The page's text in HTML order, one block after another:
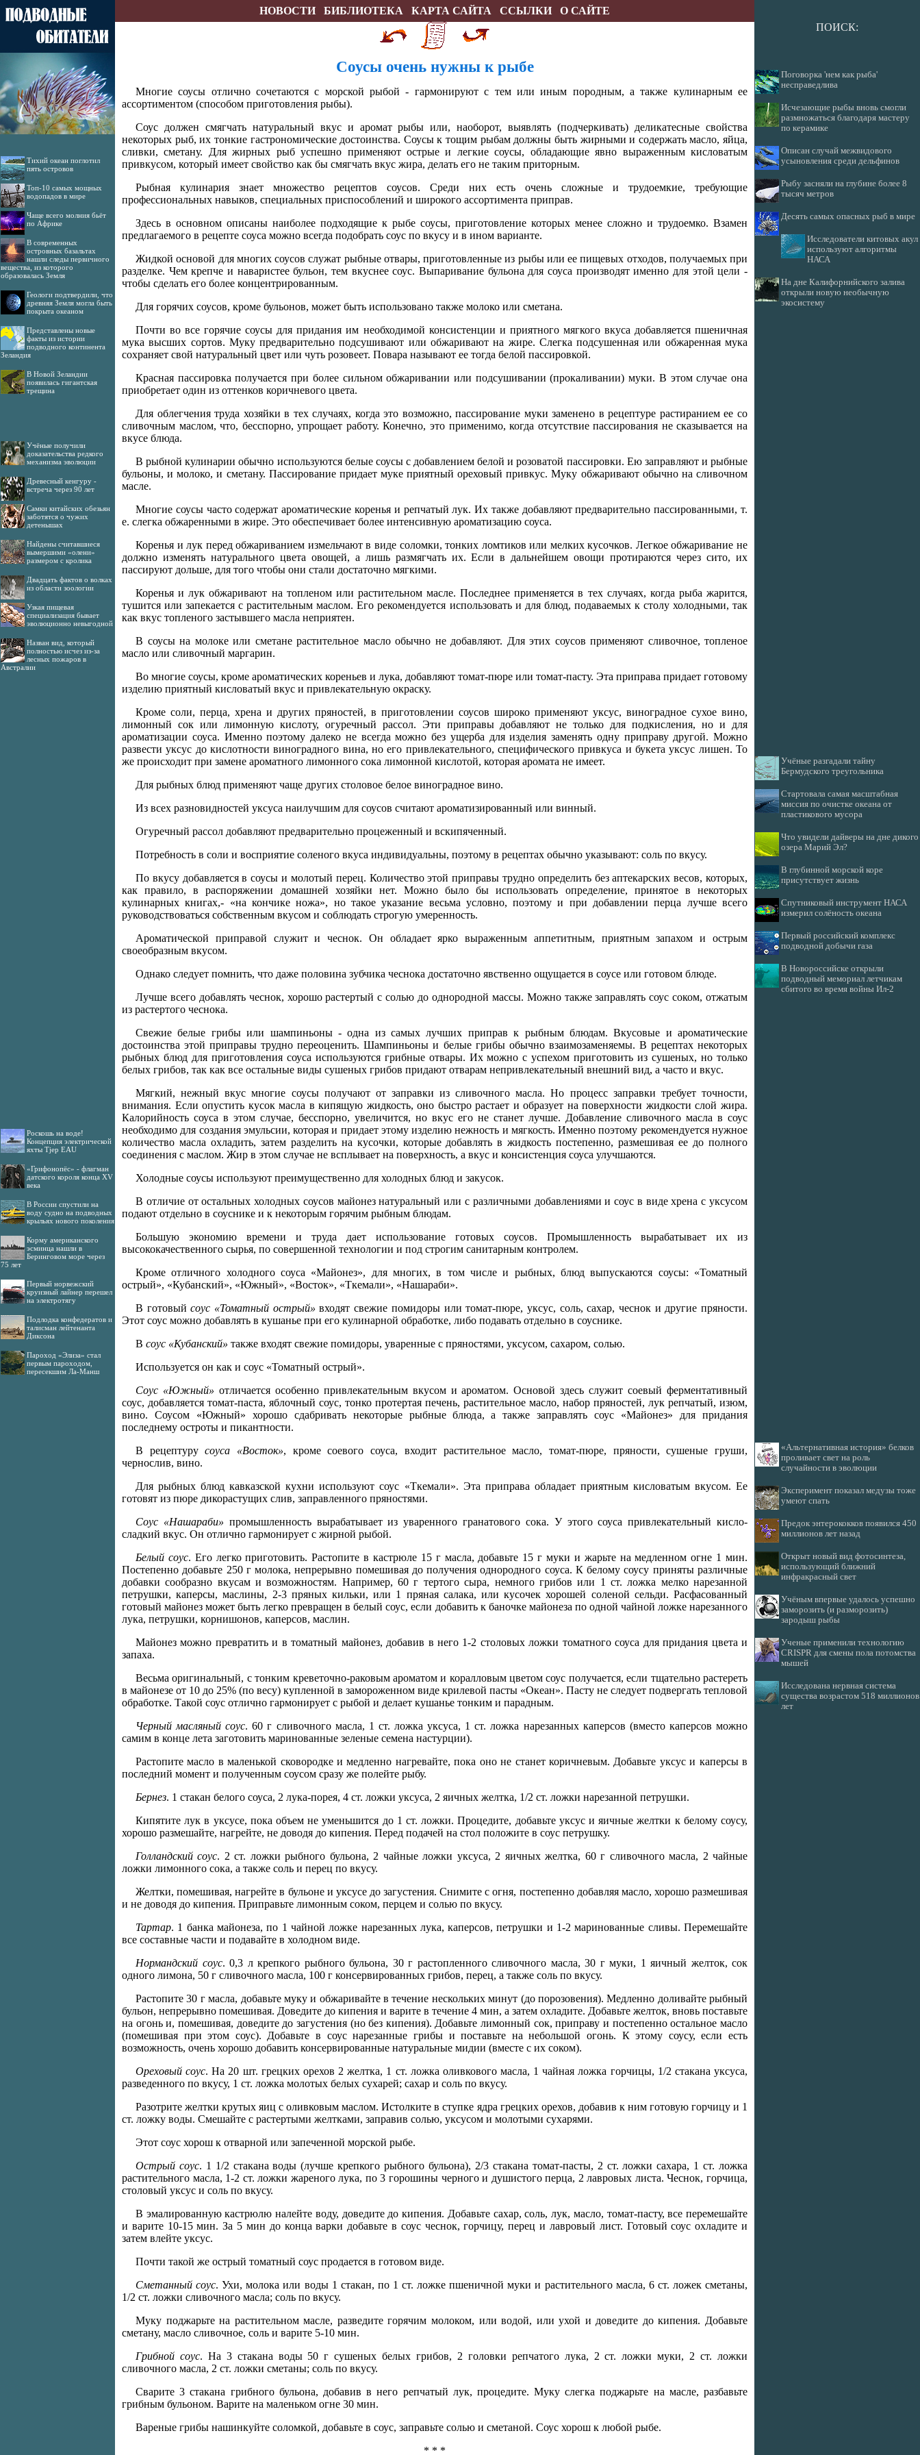
НОВОСТИ БИБЛИОТЕКА КАРТА САЙТА ССЫЛКИ О САЙТЕ
Тихий океан поглотил
пять островов
Топ-10 самых мощных
водопадов в мире
Чаще всего молния бьёт
по Африке
В современных
островных базальтах
нашли следы первичного
вещества, из которого
образовалась Земля
Геологи подтвердили, что
древняя Земля могла быть
покрыта океаном
Представлены новые
факты из истории
подводного континента
Зеландия
В Новой Зеландии
появилась гигантская
трещина
Учёные получили
доказательства редкого
механизма эволюции
Древесный кенгуру -
встреча через 90 лет
Самки китайских обезьян
заботятся о чужих
детенышах
Найдены считавшиеся
вымершими «олени»
размером с кролика
Двадцать фактов о волках
из области зоологии
Узкая пищевая
специализация бывает
эволюционно невыгодной
Назван вид, который
полностью исчез из-за
лесных пожаров в
Австралии
Роскошь на воде!
Концепция электрической
яхты Tjep EAU
«Грифонопёс» - флагман
датского короля конца XV
века
В России спустили на
воду судно на подводных
крыльях нового поколения
Корму американского
эсминца нашли в
Беринговом море через
75 лет
Первый норвежский
круизный лайнер перешел
на электротягу
Подлодка конфедератов и
талисман лейтенанта
Диксона
Пароход «Элиза» стал
первым пароходом,
пересекшим Ла-Манш
Соусы очень нужны к рыбе
Многие соусы отлично сочетаются с морской рыбой - гармонируют с тем или иным породным, а также кулинарным ее
ассортиментом (способом приготовления рыбы).
Соус должен смягчать натуральный вкус и аромат рыбы или, наоборот, выявлять (подчеркивать) деликатесные свойства
некоторых рыб, их тонкие гастрономические достоинства. Соусы к тощим рыбам должны быть жирными и содержать масло, яйца,
сливки, сметану. Для жирных рыб успешно применяют острые и легкие соусы, обладающие явно выраженным кисловатым
привкусом, который имеет свойство как бы смягчать вкус жира, делать его не таким приторным.
Рыбная кулинария знает множество рецептов соусов. Среди них есть очень сложные и трудоемкие, требующие
профессиональных навыков, специальных приспособлений и широкого ассортимента приправ.
Здесь в основном описаны наиболее подходящие к рыбе соусы, приготовление которых менее сложно и трудоемко. Взамен
предлагаемого в рецепте соуса можно всегда подобрать соус по вкусу и в ином варианте.
Жидкой основой для многих соусов служат рыбные отвары, приготовленные из рыбы или ее пищевых отходов, получаемых при
разделке. Чем крепче и наваристее бульон, тем вкуснее соус. Выпаривание бульона для соуса производят именно для этой цели -
чтобы сделать его более концентрированным.
Для горячих соусов, кроме бульонов, может быть использовано также молоко или сметана.
Почти во все горячие соусы для придания им необходимой консистенции и приятного мягкого вкуса добавляется пшеничная
мука высших сортов. Муку предварительно подсушивают или обжаривают на жире. Слегка подсушенная или обжаренная мука
сохраняет свой натуральный цвет или чуть розовеет. Повара называют ее тогда белой пассировкой.
Красная пассировка получается при более сильном обжаривании или подсушивании (прокаливании) муки. В этом случае она
приобретает один из оттенков коричневого цвета.
Для облегчения труда хозяйки в тех случаях, когда это возможно, пассирование муки заменено в рецептуре растиранием ее со
сливочным маслом, что, бесспорно, упрощает работу. Конечно, это применимо, когда отсутствие пассирования не сказывается на
вкусе блюда.
В рыбной кулинарии обычно используются белые соусы с добавлением белой и розоватой пассировки. Ею заправляют и рыбные
бульоны, и молоко, и сметану. Пассирование придает муке приятный ореховый привкус. Муку обжаривают обычно на сливочном
масле.
Многие соусы часто содержат ароматические коренья и репчатый лук. Их также добавляют предварительно пассированными, т.
е. слегка обжаренными в жире. Это обеспечивает более интенсивную ароматизацию соуса.
Коренья и лук перед обжариванием измельчают в виде соломки, тонких ломтиков или мелких кусочков. Легкое обжаривание не
должно изменять натурального цвета овощей, а лишь размягчать их. Если в дальнейшем овощи протираются через сито, их
пассируют дольше, для того чтобы они стали достаточно мягкими.
Коренья и лук обжаривают на топленом или растительном масле. Последнее применяется в тех случаях, когда рыба жарится,
тушится или запекается с расти­тельным маслом. Его рекомендуется использовать и для блюд, подаваемых к столу холодными, так
как вкус топленого застывшего масла неприятен.
В соусы на молоке или сметане растительное масло обычно не добавляют. Для этих соусов применяют сливочное, топленое
масло или сливочный маргарин.
Во многие соусы, кроме ароматических кореньев и лука, добавляют томат-пюре или томат-пасту. Эта приправа придает готовому
изделию приятный кисловатый вкус и привлекательную окраску.
Кроме соли, перца, хрена и других пряностей, в приготовлении соусов широко применяют уксус, виноградное сухое вино,
лимонный сок или лимонную кислоту, огуречный рассол. Эти приправы добавляют не только для подкисления, но и для
ароматизации соуса. Именно поэтому далеко не всегда можно без ущерба для изделия заменять одну приправу другой. Можно
развести уксус до кислотности виноградного вина, но его привлекательного, специфического привкуса и букета уксус лишен. То
же происходит при замене ароматного лимонного сока лимонной кислотой, которая аромата не имеет.
Для рыбных блюд применяют чаще других столовое белое виноградное вино.
Из всех разновидностей уксуса наилучшим для соусов считают ароматизированный или винный.
Огуречный рассол добавляют предварительно процеженный и вскипяченный.
Потребность в соли и восприятие соленого вкуса индивидуальны, поэтому в рецептах обычно указывают: соль по вкусу.
По вкусу добавляется в соусы и молотый перец. Количество этой приправы трудно определить без аптекарских весов, которых,
как правило, в распоряжении домашней хозяйки нет. Можно было бы использовать определение, принятое в некоторых
кулинарных книгах,- «на кончике ножа», но такое указание весьма условно, поэтому и при добавлении перца лучше всего
руководствоваться собственным вкусом и соблюдать строгую умеренность.
Ароматической приправой служит и чеснок. Он обладает ярко выраженным аппетитным, приятным запахом и острым
своеобразным вкусом.
Однако следует помнить, что даже половина зубчика чеснока достаточно явственно ощущается в соусе или готовом блюде.
Лучше всего добавлять чеснок, хорошо растертый с солью до однородной массы. Можно также заправлять соус соком, отжатым
из растертого чеснока.
Свежие белые грибы или шампиньоны - одна из самых лучших приправ к рыбным блюдам. Вкусовые и ароматические
достоинства этой приправы трудно переоценить. Шампиньоны и белые грибы обычно взаимозаменяемы. В рецептах некоторых
рыбных блюд для приготовления соуса используются грибные отвары. Их можно с успехом приготовить из сушеных, но только
белых грибов, так как все остальные виды сушеных грибов придают отварам непривлекательный внешний вид, а часто и вкус.
Мягкий, нежный вкус многие соусы получают от заправки из сливочного масла. Но процесс заправки требует точности,
внимания. Если опустить кусок масла в кипящую жидкость, оно быстро растает и образует на поверхности жидкости слой жира.
Калорийность соуса в этом случае, бесспорно, увеличится, но вкус его не станет лучше. Добавление сливочного масла в соус
необходимо для создания эмульсии, которая и придает этому изделию нежность и мягкость. Именно поэтому рекомендуется нужное
количество масла охладить, затем разделить на кусочки, которые добавлять в жидкость постепенно, размешивая ее до полного
соединения с маслом. Жир в этом случае не всплывает на поверхность, а вкус и консистенция соуса улучшаются.
Холодные соусы используют преимущественно для холодных блюд и закусок.
В отличие от остальных холодных соусов майонез натуральный или с различными добавлениями и соус в виде хрена с уксусом
подают отдельно в соуснике и к некоторым горячим рыбным блюдам.
Большую экономию времени и труда дает использование готовых соусов. Промышленность вырабатывает их из
высококачественного сырья, по совершенной технологии и под строгим санитарным контролем.
Кроме отличного холодного соуса «Майонез», для многих, в том числе и рыбных, блюд выпускаются соусы: «Томатный
острый», «Кубанский», «Южный», «Восток», «Ткемали», «Нашараби».
В готовыйсоус «Томатный острый» входят свежие помидоры или томат-пюре, уксус, соль, сахар, чеснок и другие пряности.
Этот соус можно добавлять в кушанье при его кулинарной обработке, либо подавать отдельно в соуснике.
В соус «Кубанский» также входят свежие помидоры, уваренные с пряностями, уксусом, сахаром, солью.
Используется он как и соус «Томатный острый».
Соус «Южный» отличается особенно привлекательным вкусом и ароматом. Основой здесь служит соевый ферментативный
соус, добавляется томат-паста, яблочный соус, тонко протертая печень, растительное масло, набор пряностей, лук репчатый, изюм,
вино. Соусом «Южный» хорошо сдабривать некоторые рыбные блюда, а также заправлять соус «Майонез» для придания
последнему остроты и пикантности.
В рецептурусоуса «Восток», кроме соевого соуса, входит растительное масло, томат-пюре, пряности, сушеные груши,
чернослив, вино.
Для рыбных блюд кавказской кухни используют соус «Ткемали». Эта приправа обладает приятным кисловатым вкусом. Ее
готовят из пюре дикорастущих слив, заправленного пряностями.
Соус «Нашараби» промышленность вырабатывает из уваренного гранатового сока. У этого соуса привлекательный кисло-
сладкий вкус. Он отлично гармонирует с жирной рыбой.
Белый соус. Его легко приготовить. Растопите в кастрюле 15 г масла, добавьте 15 г муки и жарьте на медленном огне 1 мин.
Постепенно добавьте 250 г молока, непрерывно помешивая до получения однородного соуса. К белому соусу приняты различные
добавки сообразно вкусам и возможностям. Например, 60 г тертого сыра, немного грибов или 1 ст. ложка мелко нарезанной
петрушки, каперсы, маслины, 2-3 пряных кильки, или 1 пряная салака, или кусочек хорошей соленой сельди. Расфасованный
готовый майонез может быть легко превращен в белый соус, если добавить к баночке майонеза по одной чайной ложке нарезанного
лука, петрушки, корнишонов, каперсов, маслин.
Майонез можно превратить и в томатный майонез, добавив в него 1-2 столовых ложки томатного соуса для придания цвета и
запаха.
Весьма оригинальный, с тонким креветочно-раковым ароматом и коралловым цветом соус получается, если тщательно растереть
в майонезе от 10 до 25% (по весу) купленной в замороженном виде крилевой пасты «Океан». Пасту не следует подвергать тепловой
обработке. Такой соус отлично гармонирует с рыбой и делает кушанье тонким и парадным.
Черный масляный соус. 60 г сливочного масла, 1 ст. ложка уксуса, 1 ст. ложка нарезанных каперсов (вместо каперсов можно
самим в конце лета заготовить маринованные зеленые семена настурции).
Растопите масло в маленькой сковородке и медленно нагревайте, пока оно не станет коричневым. Добавьте уксус и каперсы в
последний момент и полученным соусом сразу же полейте рыбу.
Бернез. 1 стакан белого соуса, 2 лука-порея, 4 ст. ложки уксуса, 2 яичных желтка, 1/2 ст. ложки нарезанной петрушки.
Кипятите лук в уксусе, пока объем не уменьшится до 1 ст. ложки. Процедите, добавьте уксус и яичные желтки к белому соусу,
хорошо размешайте, нагрейте, не доводя до кипения. Перед подачей на стол положите в соус петрушку.
Голландский соус. 2 ст. ложки рыбного бульона, 2 чайные ложки уксуса, 2 яичных желтка, 60 г сливочного масла, 2 чайные
ложки лимонного сока, а также соль и перец по вкусу.
Желтки, помешивая, нагрейте в бульоне и уксусе до загустения. Снимите с огня, постепенно добавляя масло, хорошо размешивая
и не доводя до кипения. Приправьте лимонным соком, перцем и солью по вкусу.
Тартар. 1 банка майонеза, по 1 чайной ложке нарезанных лука, каперсов, петрушки и 1-2 маринованные сливы. Перемешайте
все составные части и подавайте в холодном виде.
Нормандский соус. 0,3 л крепкого рыбного бульона, 30 г растопленного сливочного масла, 30 г муки, 1 яичный желток, сок
одного лимона, 50 г сливочного масла, 100 г консервированных грибов, перец, а также соль по вкусу.
Растопите 30 г масла, добавьте муку и обжаривайте в течение нескольких минут (до порозовения). Медленно доливайте рыбный
бульон, непрерывно помешивая. Доведите до кипения и варите в течение 4 мин, а затем охладите. Добавьте желток, вновь поставьте
на огонь и, помешивая, доведите до загустения (но без кипения). Добавьте лимонный сок, приправу и постепенно остальное масло
(помешивая при этом соус). Добавьте в соус нарезанные грибы и поставьте на небольшой огонь. К этому соусу, если есть
возможность, очень хорошо добавить консервированные натуральные мидии (вместе с их соком).
Ореховый соус. На 20 шт. грецких орехов 2 желтка, 1 ст. ложка оливкового масла, 1 чайная ложка горчицы, 1/2 стакана уксуса,
разведенного по вкусу, 1 ст. ложка молотых белых сухарей; сахар и соль по вкусу.
Разотрите желтки крутых яиц с оливковым маслом. Истолките в ступке ядра грецких орехов, добавив к ним готовую горчицу и 1
ст. ложку воды. Смешайте с растертыми желтками, заправив солью, уксусом и молотыми сухарями.
Этот соус хорош к отварной или запеченной морской рыбе.
Острый соус. 1 1/2 стакана воды (лучше крепкого рыбного бульона), 2/3 стакана томат-пасты, 2 ст. ложки сахара, 1 ст. ложка
растительного масла, 1-2 ст. ложки жареного лука, по 3 горошины черного и душистого перца, 2 лавровых листа. Чеснок, горчица,
столовый уксус и соль по вкусу.
В эмалированную кастрюлю налейте воду, доведите до кипения. Добавьте сахар, соль, лук, масло, томат-пасту, все перемешайте
и варите 10-15 мин. За 5 мин до конца варки добавьте в соус чеснок, горчицу, перец и лавровый лист. Готовый соус охладите и
затем влейте уксус.
Почти такой же острый томатный соус продается в готовом виде.
Сметанный соус. Ухи, молока или воды 1 стакан, по 1 ст. ложке пшеничной муки и растительного масла, 6 ст. ложек сметаны,
1/2 ст. ложки сливочного масла; соль по вкусу.
Муку поджарьте на растительном масле, разведите горячим молоком, или водой, или ухой и доведите до кипения. Добавьте
сметану, масло сливочное, соль и варите 5-10 мин.
Грибной соус. На 3 стакана воды 50 г сушеных белых грибов, 2 головки репчатого лука, 2 ст. ложки муки, 2 ст. ложки
сливочного масла, 2 ст. ложки сметаны; соль по вкусу.
Сварите 3 стакана грибного бульона, добавив в него репчатый лук, процедите. Муку слегка поджарьте на масле, разбавьте
грибным бульоном. Варите на маленьком огне 30 мин.
Вареные грибы нашинкуйте соломкой, добавьте в соус, заправьте солью и сметаной. Соус хорош к любой рыбе.
* * *
ПОИСК:
Поговорка 'нем как рыба'
несправедлива
Исчезающие рыбы вновь смогли
размножаться благодаря мастеру
по керамике
Описан случай межвидового
усыновления среди дельфинов
Рыбу засняли на глубине более 8
тысяч метров
Десять самых опасных рыб в мире
Исследователи китовых акул
используют алгоритмы
НАСА
На дне Калифорнийского залива
открыли новую необычную
экосистему
Учёные разгадали тайну
Бермудского треугольника
Стартовала самая масштабная
миссия по очистке океана от
пластикового мусора
Что увидели дайверы на дне дикого
озера Марий Эл?
В глубинной морской коре
присутствует жизнь
Спутниковый инструмент НАСА
измерил солёность океана
Первый российский комплекс
подводной добычи газа
В Новороссийске открыли
подводный мемориал летчикам
сбитого во время войны Ил-2
«Альтернативная история» белков
проливает свет на роль
случайности в эволюции
Эксперимент показал медузы тоже
умеют спать
Предок энтерококков появился 450
миллионов лет назад
Открыт новый вид фотосинтеза,
использующий ближний
инфракрасный свет
Учёным впервые удалось успешно
заморозить (и разморозить)
зародыш рыбы
Ученые применили технологию
CRISPR для смены пола потомства
мышей
Исследована нервная система
существа возрастом 518 миллионов
лет